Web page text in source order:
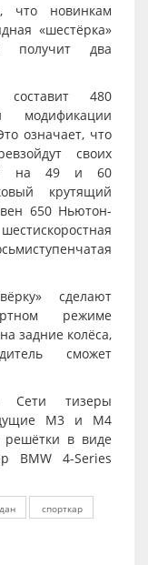
что новинкам
«шестёрка»
получит два
составит 480
означает, что
своих
на 49 и 60
крутящий
650 Ньютон-
сделают
режиме
задние колёса,
сможет
Сети тизеры
M3 и M4
решётки в виде
BMW 4-Series
спорткар